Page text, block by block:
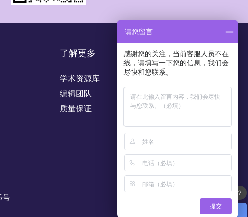
了解更多
学术资源库
编辑团队
质量保证
能开发票吗/可以开什么内容的发票？
请您留言
感谢您的关注，当前客服人员不在
线，请填写一下您的信息，我们会
尽快和您联系。
提交